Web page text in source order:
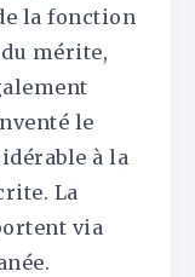
la fonction
mérite,
le
à la
La
via